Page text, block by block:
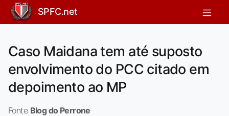
SPFC.net
Caso Maidana tem até suposto
envolvimento do PCC citado em
depoimento ao MP
Fonte Blog do Perrone